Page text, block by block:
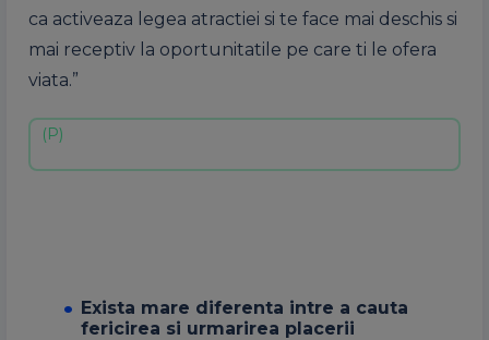
ca activeaza legea atractiei si te face mai deschis si
mai receptiv la oportunitatile pe care ti le ofera
viata.”
Exista mare diferenta intre a cauta
fericirea si urmarirea placerii